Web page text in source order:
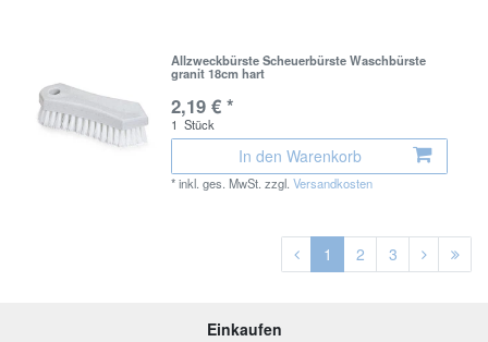
Allzweckbürste Scheuerbürste Waschbürste
granit 18cm hart
2,19 € *
1 Stück
In den Warenkorb
*inkl. ges. MwSt. zzgl.Versandkosten
1 2 3
Einkaufen